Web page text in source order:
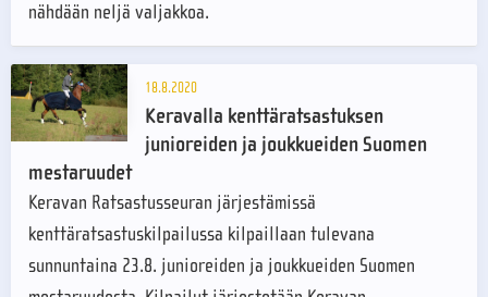
nähdään neljä valjakkoa.
18.8.2020
Keravalla kenttäratsastuksen
junioreiden ja joukkueiden Suomen
mestaruudet
Keravan Ratsastusseuran järjestämissä
kenttäratsastuskilpailussa kilpaillaan tulevana
sunnuntaina 23.8. junioreiden ja joukkueiden Suomen